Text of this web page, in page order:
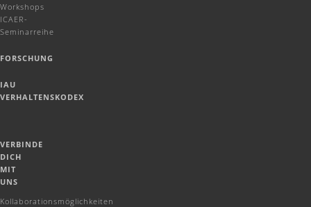
Workshops
ICAER-
Seminarreihe
FORSCHUNG
IAU
VERHALTENSKODEX
VERBINDE
DICH
MIT
UNS
Kollaborationsmöglichkeiten